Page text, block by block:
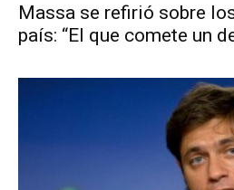
Massa se refirió sobre
país: “El que comete un